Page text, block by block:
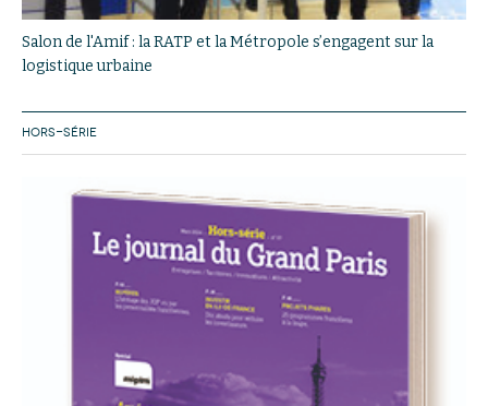
Salon de l'Amif : la RATP et la Métropole s’engagent sur la
logistique urbaine
HORS-SÉRIE